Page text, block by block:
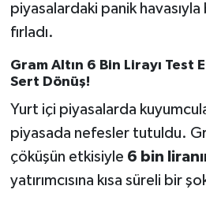
piyasalardaki panik
fırladı.
Gram Altın 6 Bin Lirayı Test
Sert Dönüş!
Yurt içi piyasalarda
piyasada nefesler tutuldu.
çöküşün etkisiyle 6 bin
yatırımcısına kısa süreli bir